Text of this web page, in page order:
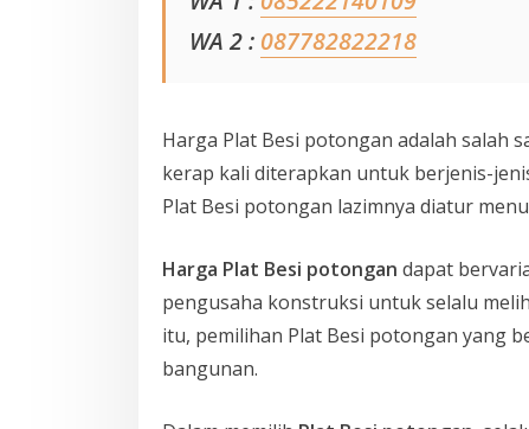
WA 2 : 087782822218
Harga Plat Besi potongan adalah salah
kerap kali diterapkan untuk berjenis-
Plat Besi potongan lazimnya diatur
Harga Plat Besi potongan dapat
pengusaha konstruksi untuk selalu
itu, pemilihan Plat Besi potongan yang
bangunan.